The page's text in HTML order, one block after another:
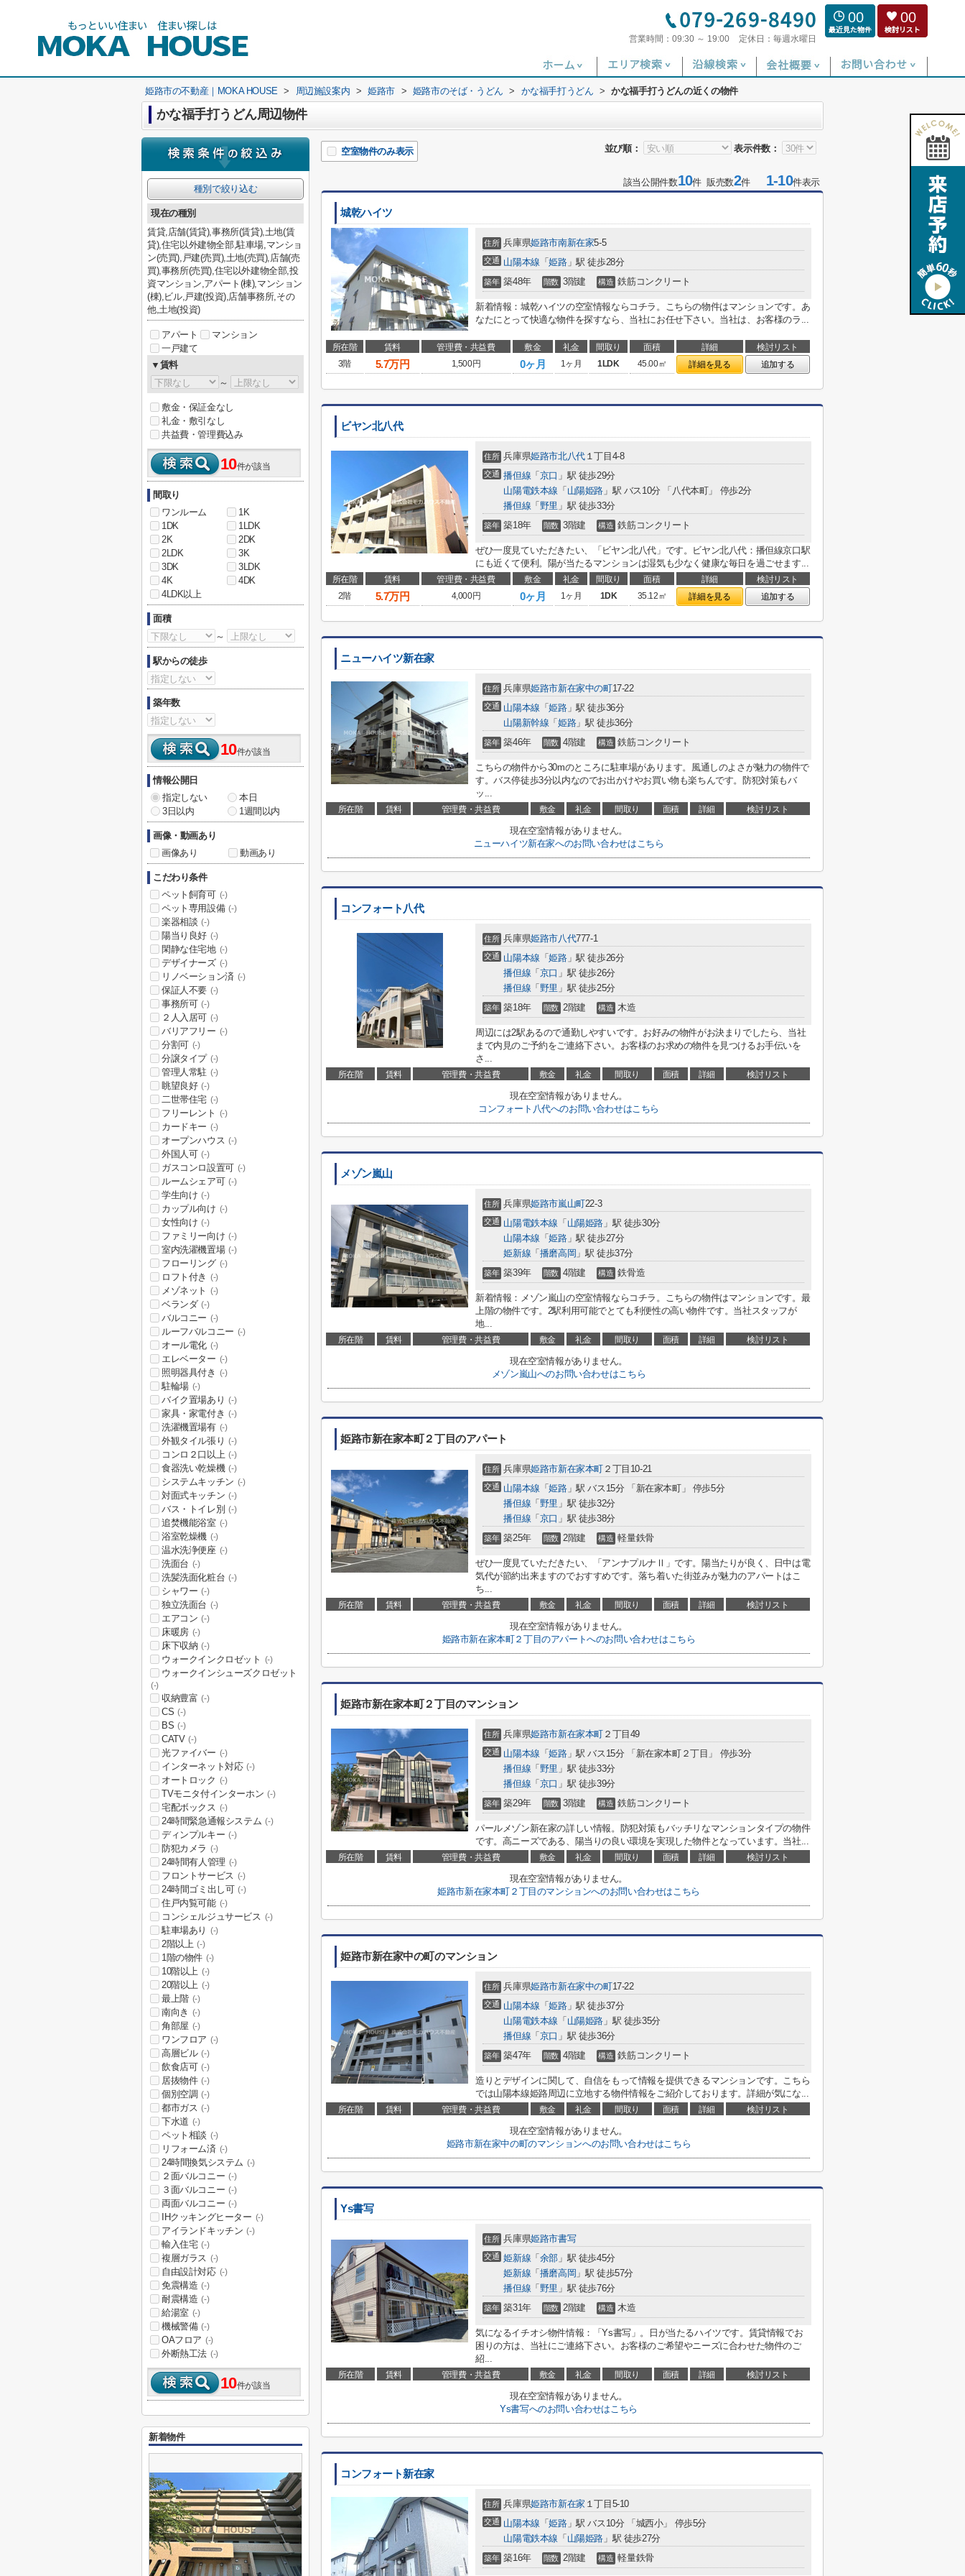
営業時間： 09:30 ～ 19:00 定休日： 毎週水曜日
00 00
姫路市の不動産｜MOKA HOUSE > 周辺施設案内 > 姫路市 > 姫路市のそば・うどん > かな福手打うどん > かな福手打うどんの近くの物件
かな福手打うどん周辺物件
並び順： 表示件数：
空室物件のみ表示
該当公開件数10件 販売数2件1-10件表示
城乾ハイツ
住所 兵庫県姫路市南新在家5-5
交通 山陽本線 「姫路」駅 徒歩28分
築年 築48年 階数 3階建 構造 鉄筋コンクリート
新着情報：城乾ハイツの空室情報ならコチラ。こちらの物件はマンションです。あ
なたにとって快適な物件を探すなら、当社にお任せ下さい。当社は、お客様のラ...
所在階 賃料 管理費・共益費 敷金 礼金 間取り 面積 詳細
検討リスト
3階
5.7万円 1,500円 0ヶ月 1ヶ月 1LDK 45.00㎡ 詳細を見る 追加する
ビヤン北八代
住所 兵庫県姫路市北八代１丁目4-8
交通 播但線 「 京口 」駅 徒歩29分
山陽電鉄本線 「 山陽姫路 」駅 バス10分 「八代本町」 停歩2分
播但線 「 野里 」駅 徒歩33分
築年 築18年 階数 3階建 構造 鉄筋コンクリート
ぜひ一度見ていただきたい、「ビヤン北八代」です。ビヤン北八代：播但線京口駅
にも近くて便利。陽が当たるマンションは湿気も少なく健康な毎日を過ごせます...
所在階 賃料 管理費・共益費 敷金 礼金 間取り 面積 詳細
検討リスト
2階
5.7万円 4,000円 0ヶ月 1ヶ月 1DK 35.12㎡ 詳細を見る 追加する
ニューハイツ新在家
住所 兵庫県姫路市新在家中の町17-22
交通 山陽本線 「姫路」駅 徒歩36分
山陽新幹線 「 姫路」駅 徒歩36分
築年 築46年 階数 4階建 構造 鉄筋コンクリート
こちらの物件から30mのところに駐車場があります。風通しのよさが魅力の物件で
す。バス停徒歩3分以内なのでお出かけやお買い物も楽ちんです。防犯対策もバ
ッ...
所在階 賃料 管理費・共益費 敷金 礼金 間取り 面積 詳細 検討リスト
現在空室情報がありません。
ニューハイツ新在家へのお問い合わせはこちら
コンフォート八代
住所 兵庫県姫路市八代777-1
交通 山陽本線 「姫路」駅 徒歩26分
播但線 「 京口 」駅 徒歩26分
播但線 「 野里 」駅 徒歩25分
築年 築18年 階数 2階建 構造 木造
周辺には2駅あるので通勤しやすいです。お好みの物件がお決まりでしたら、当社
まで内見のご予約をご連絡下さい。お客様のお求めの物件を見つけるお手伝いを
さ...
所在階 賃料 管理費・共益費 敷金 礼金 間取り 面積 詳細 検討リスト
現在空室情報がありません。
コンフォート八代へのお問い合わせはこちら
メゾン嵐山
住所 兵庫県姫路市嵐山町22-3
交通 山陽電鉄本線 「 山陽姫路 」駅 徒歩30分
山陽本線 「姫路」駅 徒歩27分
姫新線 「 播磨高岡 」駅 徒歩37分
築年 築39年 階数 4階建 構造 鉄骨造
新着情報：メゾン嵐山の空室情報ならコチラ。こちらの物件はマンションです。最
上階の物件です。2駅利用可能でとても利便性の高い物件です。当社スタッフが
地...
所在階 賃料 管理費・共益費 敷金 礼金 間取り 面積 詳細 検討リスト
現在空室情報がありません。
メゾン嵐山へのお問い合わせはこちら
姫路市新在家本町２丁目のアパート
住所 兵庫県姫路市新在家本町 ２丁目10-21
交通 山陽本線 「姫路」駅 バス15分 「新在家本町」 停歩5分
播但線 「 野里 」駅 徒歩32分
播但線 「 京口 」駅 徒歩38分
築年 築25年 階数 2階建 構造 軽量鉄骨
ぜひ一度見ていただきたい、「アンナプルナⅡ」です。陽当たりが良く、日中は電
気代が節約出来ますのでおすすめです。落ち着いた街並みが魅力のアパートはこ
ち...
所在階 賃料 管理費・共益費 敷金 礼金 間取り 面積 詳細 検討リスト
現在空室情報がありません。
姫路市新在家本町２丁目のアパートへのお問い合わせはこちら
姫路市新在家本町２丁目のマンション
住所 兵庫県姫路市新在家本町 ２丁目49
交通 山陽本線 「姫路」駅 バス15分 「新在家本町２丁目」 停歩3分
播但線 「 野里 」駅 徒歩33分
播但線 「 京口 」駅 徒歩39分
築年 築29年 階数 3階建 構造 鉄筋コンクリート
パールメゾン新在家の詳しい情報。防犯対策もバッチリなマンションタイプの物件
です。高ニーズである、陽当りの良い環境を実現した物件となっています。当社...
所在階 賃料 管理費・共益費 敷金 礼金 間取り 面積 詳細 検討リスト
現在空室情報がありません。
姫路市新在家本町２丁目のマンションへのお問い合わせはこちら
姫路市新在家中の町のマンション
住所 兵庫県姫路市新在家中の町17-22
交通 山陽本線 「姫路」駅 徒歩37分
山陽電鉄本線 「 山陽姫路 」駅 徒歩35分
播但線 「 京口 」駅 徒歩36分
築年 築47年 階数 4階建 構造 鉄筋コンクリート
造りとデザインに関して、自信をもって情報を提供できるマンションです。こちら
では山陽本線姫路周辺に立地する物件情報をご紹介しております。詳細が気にな...
所在階 賃料 管理費・共益費 敷金 礼金 間取り 面積 詳細 検討リスト
現在空室情報がありません。
姫路市新在家中の町のマンションへのお問い合わせはこちら
Ys書写
住所 兵庫県姫路市書写
交通 姫新線 「 余部 」駅 徒歩45分
姫新線 「 播磨高岡 」駅 徒歩57分
播但線 「 野里 」駅 徒歩76分
築年 築31年 階数 2階建 構造 木造
気になるイチオシ物件情報：「Ys書写」。日が当たるハイツです。賃貸情報でお
困りの方は、当社にご連絡下さい。お客様のご希望やニーズに合わせた物件のご
紹...
所在階 賃料 管理費・共益費 敷金 礼金 間取り 面積 詳細 検討リスト
現在空室情報がありません。
Ys書写へのお問い合わせはこちら
コンフォート新在家
住所 兵庫県姫路市新在家 １丁目5-10
交通 山陽本線 「姫路」駅 バス10分 「城西小」 停歩5分
山陽電鉄本線 「 山陽姫路 」駅 徒歩27分
築年 築16年 階数 2階建 構造 軽量鉄骨
種別で絞り込む
現在の種別
賃貸,店舗(賃貸),事務所(賃貸),土地(賃
貸),住宅以外建物全部,駐車場,マンショ
ン(売買),戸建(売買),土地(売買),店舗(売
買),事務所(売買),住宅以外建物全部,投
資マンション,アパート(棟),マンション
(棟),ビル,戸建(投資),店舗事務所,その
他,土地(投資)
アパート
マンション
一戸建て
▼賃料
～
敷金・保証金なし
礼金・敷引なし
共益費・管理費込み
10件が該当
間取り
ワンルーム
1K
1DK
1LDK
2K
2DK
2LDK
3K
3DK
3LDK
4K
4DK
4LDK以上
面積
～
駅からの徒歩
築年数
10件が該当
情報公開日
指定しない
本日
3日以内
1週間以内
画像・動画あり
画像あり
動画あり
こだわり条件
ペット飼育可 (-)
ペット専用設備 (-)
楽器相談 (-)
陽当り良好 (-)
閑静な住宅地 (-)
デザイナーズ (-)
リノベーション済 (-)
保証人不要 (-)
事務所可 (-)
２人入居可 (-)
バリアフリー (-)
分割可 (-)
分譲タイプ (-)
管理人常駐 (-)
眺望良好 (-)
二世帯住宅 (-)
フリーレント (-)
カードキー (-)
オープンハウス (-)
外国人可 (-)
ガスコンロ設置可 (-)
ルームシェア可 (-)
学生向け (-)
カップル向け (-)
女性向け (-)
ファミリー向け (-)
室内洗濯機置場 (-)
フローリング (-)
ロフト付き (-)
メゾネット (-)
ベランダ (-)
バルコニー (-)
ルーフバルコニー (-)
オール電化 (-)
エレベーター (-)
照明器具付き (-)
駐輪場 (-)
バイク置場あり (-)
家具・家電付き (-)
洗濯機置場有 (-)
外観タイル張り (-)
コンロ２口以上 (-)
食器洗い乾燥機 (-)
システムキッチン (-)
対面式キッチン (-)
バス・トイレ別 (-)
追焚機能浴室 (-)
浴室乾燥機 (-)
温水洗浄便座 (-)
洗面台 (-)
洗髪洗面化粧台 (-)
シャワー (-)
独立洗面台 (-)
エアコン (-)
床暖房 (-)
床下収納 (-)
ウォークインクロゼット (-)
ウォークインシューズクロゼット
(-)
収納豊富 (-)
CS (-)
BS (-)
CATV (-)
光ファイバー (-)
インターネット対応 (-)
オートロック (-)
TVモニタ付インターホン (-)
宅配ボックス (-)
24時間緊急通報システム (-)
ディンプルキー (-)
防犯カメラ (-)
24時間有人管理 (-)
フロントサービス (-)
24時間ゴミ出し可 (-)
住戸内覧可能 (-)
コンシェルジュサービス (-)
駐車場あり (-)
2階以上 (-)
1階の物件 (-)
10階以上 (-)
20階以上 (-)
最上階 (-)
南向き (-)
角部屋 (-)
ワンフロア (-)
高層ビル (-)
飲食店可 (-)
居抜物件 (-)
個別空調 (-)
都市ガス (-)
下水道 (-)
ペット相談 (-)
リフォーム済 (-)
24時間換気システム (-)
２面バルコニー (-)
３面バルコニー (-)
両面バルコニー (-)
IHクッキングヒーター (-)
アイランドキッチン (-)
輸入住宅 (-)
複層ガラス (-)
自由設計対応 (-)
免震構造 (-)
耐震構造 (-)
給湯室 (-)
機械警備 (-)
OAフロア (-)
外断熱工法 (-)
10件が該当
新着物件